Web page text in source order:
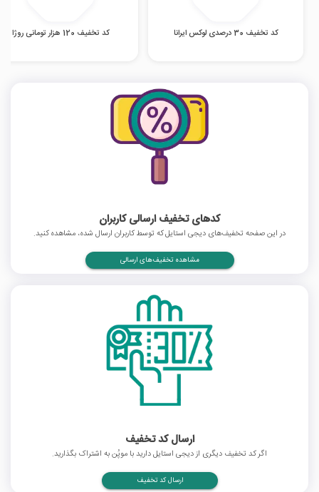
کد تخفیف 30 درصدی لوکس ایرانا کد تخفیف 120 هزار تومانی روژا
کدهای تخفیف ارسالی کاربران
در این صفحه تخفیف‌های دیجی استایل که توسط کاربران ارسال شده، مشاهده کنید.
مشاهده تخفیف‌های ارسالی
ارسال کد تخفیف
اگر کد تخفیف دیگری از دیجی استایل دارید با موپُن به اشتراک بگذارید.
ارسال کد تخفیف